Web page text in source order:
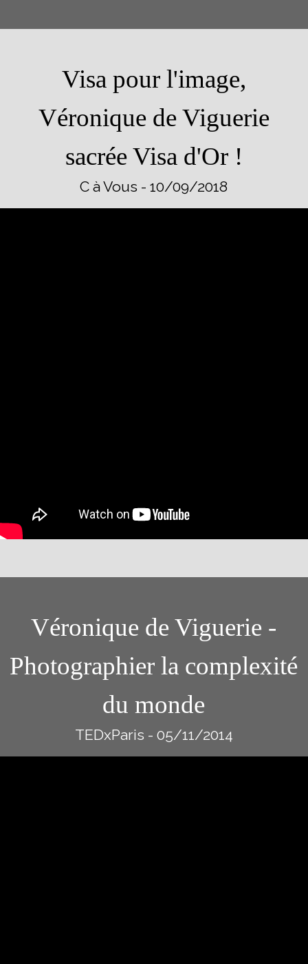
Visa pour l'image,
Véronique de Viguerie
sacrée Visa d'Or !
C à Vous - 10/09/2018
Véronique de Viguerie -
Photographier la complexité
du monde
TEDxParis - 05/11/2014